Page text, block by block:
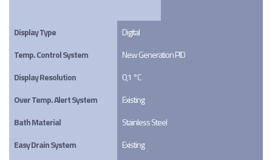
Display Type
Digital
Temp. Control System
New Generation PID
Display Resolution
0,1 °C
Over Temp. Alert System
Existing
Bath Material
Stainless Steel
Easy Drain System
Existing